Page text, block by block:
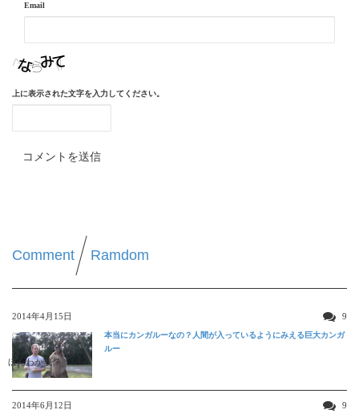
Email
上に表示された文字を入力してください。
Comment Ramdom
2014年4月15日 9
ほんわか映像
本当にカンガルーなの？人間が入っているようにみえる巨大カンガ
ルー
2014年6月12日 9